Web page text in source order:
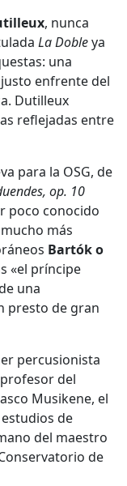
, nunca
La Dobleya
una
enfrente del
Dutilleux
reflejadas entre
para la OSG, de
op. 10
poco conocido
más
Bartók o
«el príncipe
una
presto de gran
percusionista
del
Musikene, el
de
del maestro
de